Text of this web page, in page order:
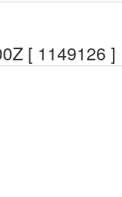
[ 1149126 ]